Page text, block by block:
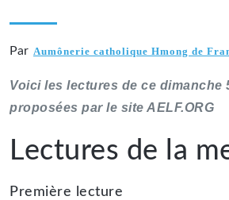
Par Aumônerie catholique Hmong de
Voici les lectures de ce dimanche
proposées par le site AELF.ORG
Lectures de la
Première lecture